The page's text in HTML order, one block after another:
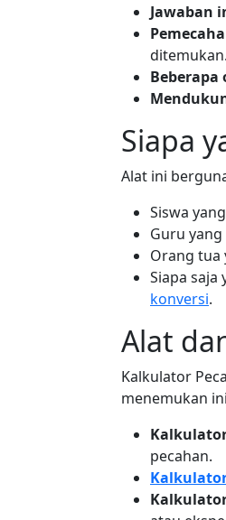
Jawaban
ditemukan.
Siapa
Alat ini
Siswa
Guru
Orang tua
Siapa saja
konversi.
Alat
Kalkulator
menemukan
pecahan.